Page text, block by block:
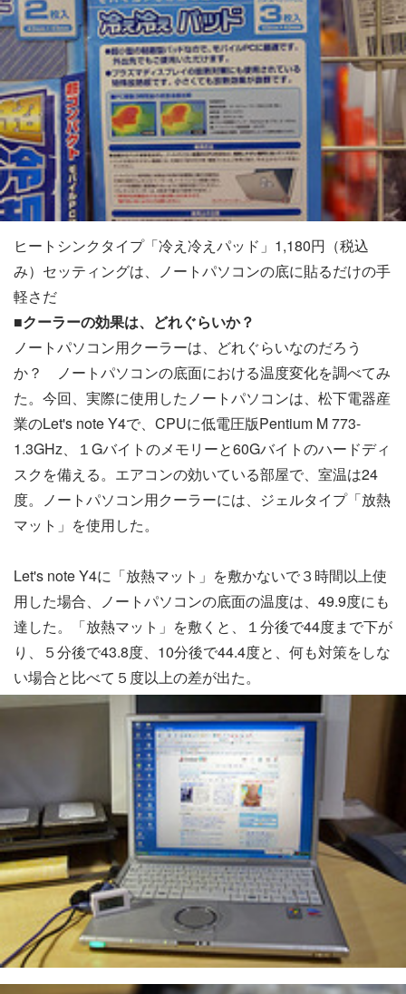
ヒートシンクタイプ「冷え冷えパッド」1,180円（税込
み）セッティングは、ノートパソコンの底に貼るだけの手
軽さだ
■クーラーの効果は、どれぐらいか？
ノートパソコン用クーラーは、どれぐらいなのだろう
か？ ノートパソコンの底面における温度変化を調べてみ
た。今回、実際に使用したノートパソコンは、松下電器産
業のLet's note Y4で、CPUに低電圧版Pentium M 773-
1.3GHz、１Gバイトのメモリーと60Gバイトのハードディ
スクを備える。エアコンの効いている部屋で、室温は24
度。ノートパソコン用クーラーには、ジェルタイプ「放熱
マット」を使用した。
Let's note Y4に「放熱マット」を敷かないで３時間以上使
用した場合、ノートパソコンの底面の温度は、49.9度にも
達した。「放熱マット」を敷くと、１分後で44度まで下が
り、５分後で43.8度、10分後で44.4度と、何も対策をしな
い場合と比べて５度以上の差が出た。